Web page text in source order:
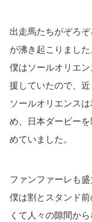
出走馬たちがぞろ
が沸き起こりました
僕はソールオリエ
援していたので、近
ソールオリエンス
め、日本ダービー
めていました。
ファンファーレも
僕は割とスタンド
くて人々の隙間から